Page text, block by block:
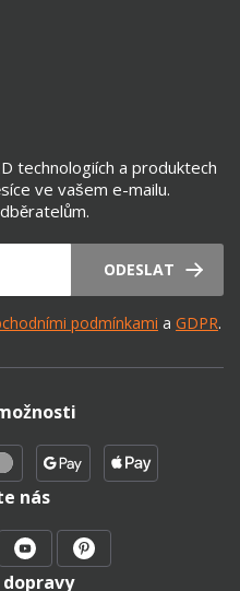
technologiích a produktech
ve vašem e-mailu.
ODESLAT
podmínkami a GDPR.
nás